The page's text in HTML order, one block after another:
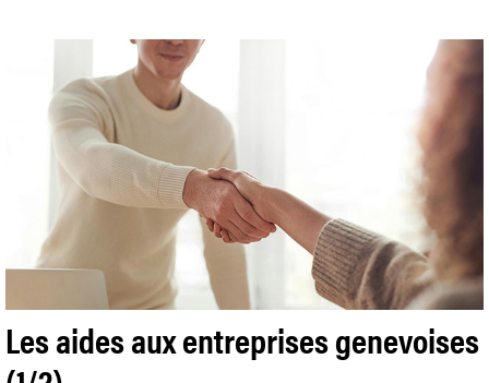
Les aides aux entreprises genevoises